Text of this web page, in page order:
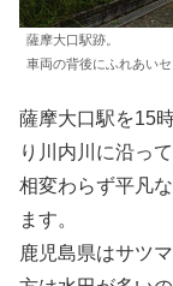
薩摩大口駅跡。
車両の背後にふれあいセ
薩摩大口駅を15
り川内川に沿っ
相変わらず平凡
ます。
鹿児島県はサツ